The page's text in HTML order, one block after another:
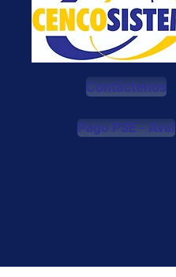
Contáctenos
Pago PSE - Aval